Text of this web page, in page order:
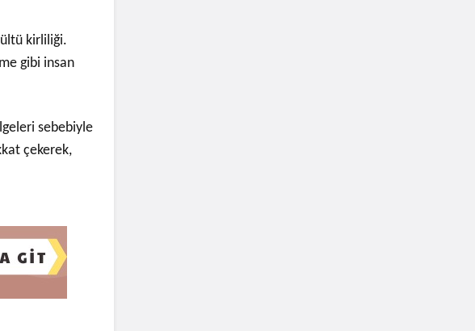
kirliliği.
gibi insan
sebebiyle
çekerek,